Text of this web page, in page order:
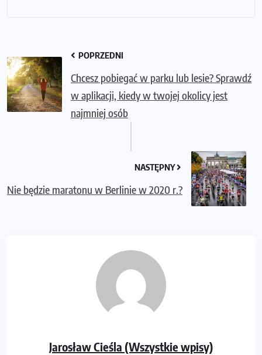
POPRZEDNI
Chcesz pobiegać w parku lub lesie? Sprawdź
w aplikacji, kiedy w twojej okolicy jest
najmniej osób
NASTĘPNY
Nie będzie maratonu w Berlinie w 2020 r.?
Jarosław Cieśla (Wszystkie wpisy)